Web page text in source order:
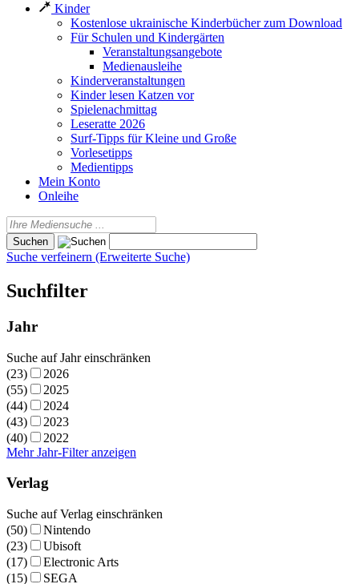
Kinder
Kostenlose ukrainische Kinderbücher zum Download
Für Schulen und Kindergärten
Veranstaltungsangebote
Medienausleihe
Kinderveranstaltungen
Kinder lesen Katzen vor
Spielenachmittag
Leseratte 2026
Surf-Tipps für Kleine und Große
Vorlesetipps
Medientipps
Mein Konto
Onleihe
Suche verfeinern (Erweiterte Suche)
Suchfilter
Jahr
Suche auf Jahr einschränken
(23)
2026
(55)
2025
(44)
2024
(43)
2023
(40)
2022
Mehr Jahr-Filter anzeigen
Verlag
Suche auf Verlag einschränken
(50)
Nintendo
(23)
Ubisoft
(17)
Electronic Arts
(15)
SEGA